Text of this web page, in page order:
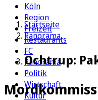
Köln
Region
Freizeit
Restaurants
FC
Panorama
Politik
Wirtschaft
Kultur
Startseite
Panorama
Ochtrup: